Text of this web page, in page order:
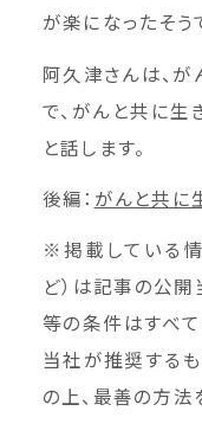
が楽になったそう
阿久津さんは、
で、がんと共に
と話します。
後編： がんと共に
※掲載している
ど）は記事の公開
等の条件はすべ
当社が推奨する
の上、最善の方法